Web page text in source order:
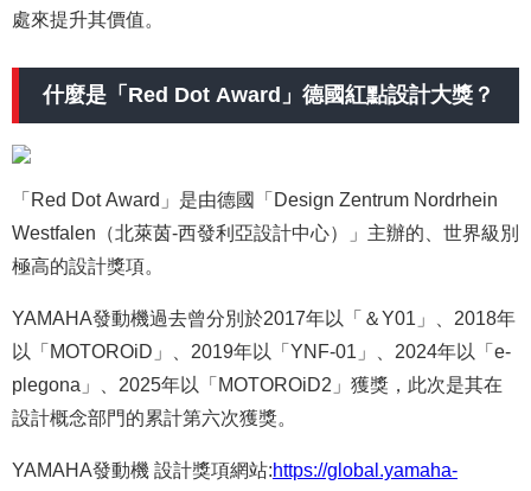
處來提升其價值。
什麼是「Red Dot Award」德國紅點設計大獎？
「Red Dot Award」是由德國「Design Zentrum Nordrhein
Westfalen（北萊茵-西發利亞設計中心）」主辦的、世界級別
極高的設計獎項。
YAMAHA發動機過去曾分別於2017年以「＆Y01」、2018年
以「MOTOROiD」、2019年以「YNF-01」、2024年以「e-
plegona」、2025年以「MOTOROiD2」獲獎，此次是其在
設計概念部門的累計第六次獲獎。
YAMAHA發動機 設計獎項網站:https://global.yamaha-